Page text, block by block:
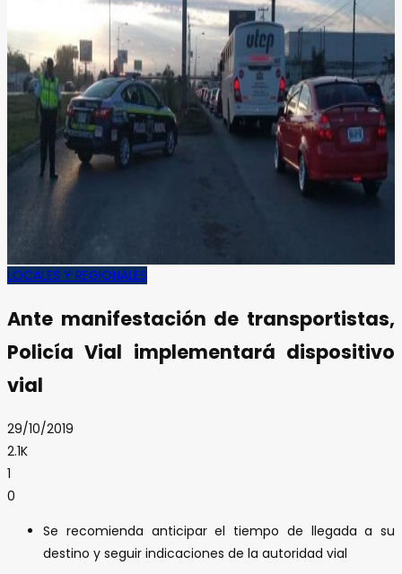
LOCALES Y REGIONALES
Ante manifestación de transportistas,
Policía Vial implementará dispositivo
vial
29/10/2019
2.1K
1
0
Se recomienda anticipar el tiempo de llegada a su
destino y seguir indicaciones de la autoridad vial